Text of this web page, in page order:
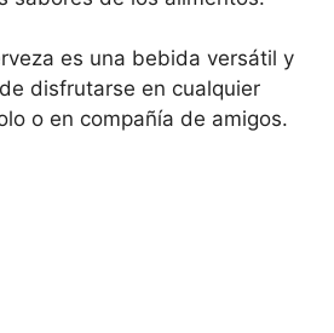
es una bebida versátil y
disfrutarse en cualquier
o en compañía de amigos.